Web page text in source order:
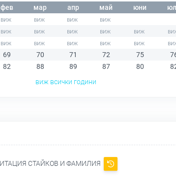
фев мар апр май юни
69 70 71 72 75
82 88 89 87 80
виж всички години
СТАЙКОВ И ФАМИЛИЯ